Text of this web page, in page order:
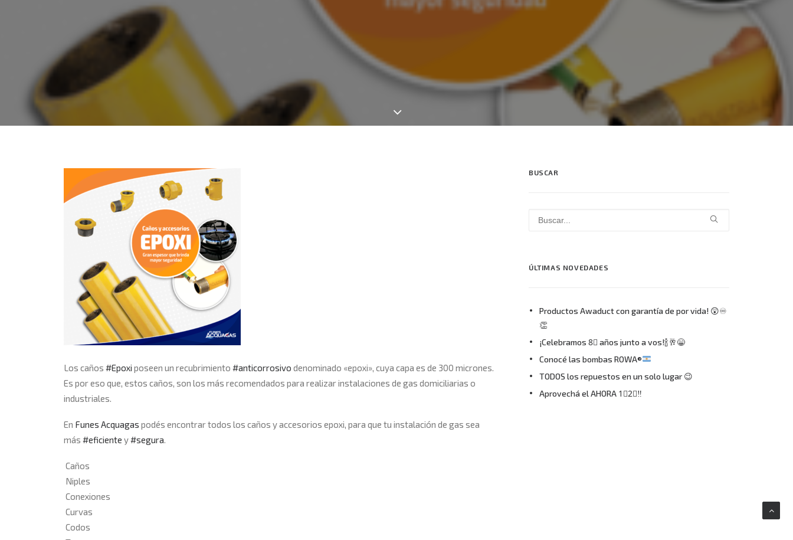
Los caños #Epoxi poseen un recubrimiento #anticorrosivo denominado «epoxi», cuya capa es de 300 micrones.
Es por eso que, estos caños, son los más recomendados para realizar instalaciones de gas domiciliarias o
industriales.
En Funes Acquagas podés encontrar todos los caños y accesorios epoxi, para que tu instalación de gas sea
más #eficiente y#segura.
Caños
Niples
Conexiones
Curvas
Codos
BUSCAR
ÚLTIMAS NOVEDADES
Productos Awaduct con garantía de por vida! 😲♾
👏
¡Celebramos 8⃣ años junto a vos!🍾🥂😁
Conocé las bombas ROWA®
TODOS los repuestos en un solo lugar 😉
Aprovechá el AHORA 1⃣2⃣‼